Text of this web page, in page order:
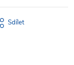
Sdílet